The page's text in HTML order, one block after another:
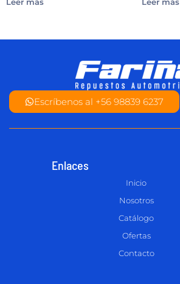
Escríbenos al +56 98839 6237
Enlaces
Inicio
Nosotros
Catálogo
Ofertas
Contacto